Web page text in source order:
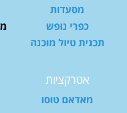
מסעדות
כפרי נופש
תכנית טיול מוכנה
אטרקציות
מאדאם טוסו